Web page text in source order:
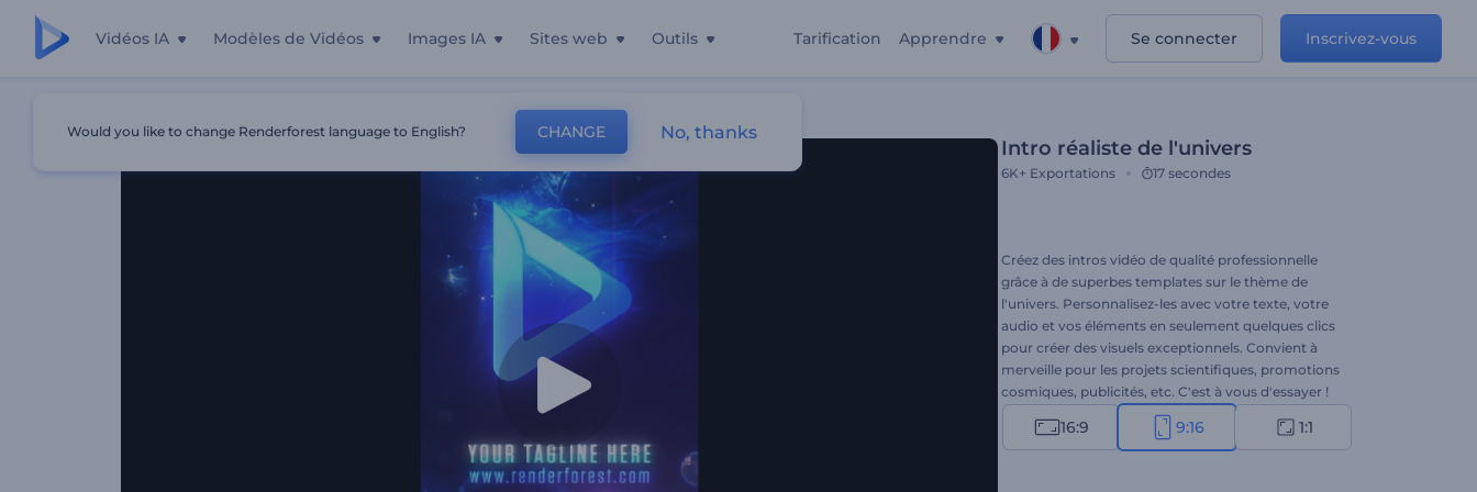
Vidéos IA Modèles de Vidéos Images IA Sites web Outils Tarification Apprendre Se connecter Inscrivez-vous
Intro réaliste de l'univers
6K+ Exportations 17 secondes
Créez des intros vidéo de qualité professionnelle
grâce à de superbes templates sur le thème de
l'univers. Personnalisez-les avec votre texte, votre
audio et vos éléments en seulement quelques clics
pour créer des visuels exceptionnels. Convient à
merveille pour les projets scientifiques, promotions
cosmiques, publicités, etc. C'est à vous d'essayer !
16:9 9:16 1:1
Would you like to change Renderforest language to English? CHANGE No, thanks